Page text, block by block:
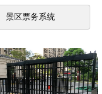
景区票务系统